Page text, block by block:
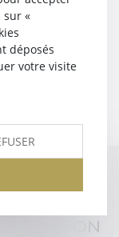
sur «
déposés
votre visite